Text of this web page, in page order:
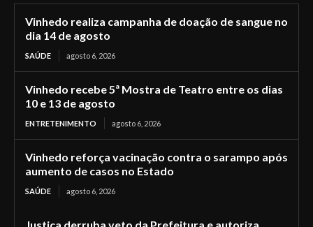
Vinhedo realiza campanha de doação de sangue no
dia 14 de agosto
SAÚDE agosto 6, 2026
Vinhedo recebe 5ª Mostra de Teatro entre os dias
10 e 13 de agosto
ENTRETENIMENTO agosto 6, 2026
Vinhedo reforça vacinação contra o sarampo após
aumento de casos no Estado
SAÚDE agosto 6, 2026